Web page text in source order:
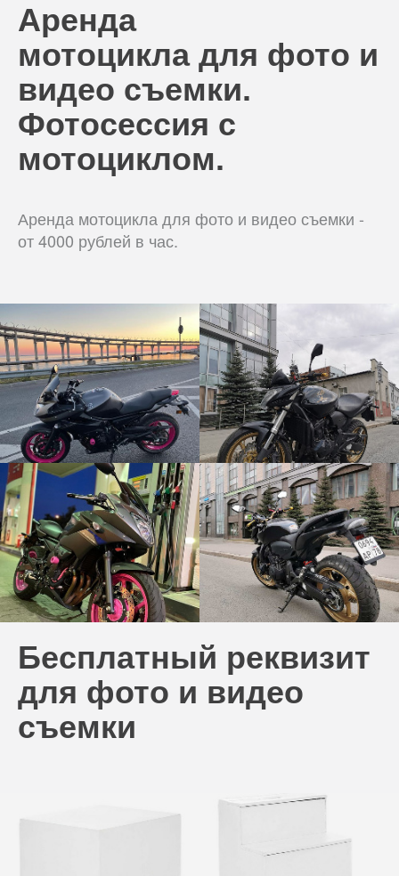
Аренда
мотоцикла для фото и
видео съемки.
Фотосессия с
мотоциклом.
Аренда мотоцикла для фото и видео съемки -
от 4000 рублей в час.
Бесплатный реквизит
для фото и видео
съемки